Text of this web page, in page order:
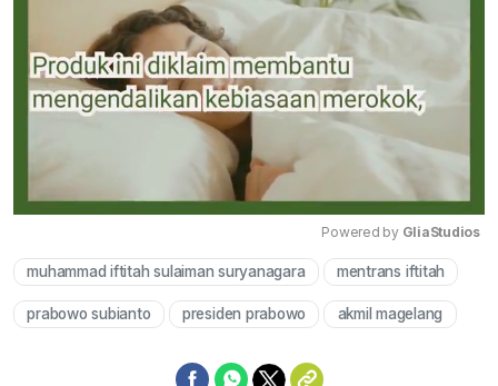
Mute
Powered by GliaStudios
muhammad iftitah sulaiman suryanagara mentrans iftitah
prabowo subianto presiden prabowo akmil magelang